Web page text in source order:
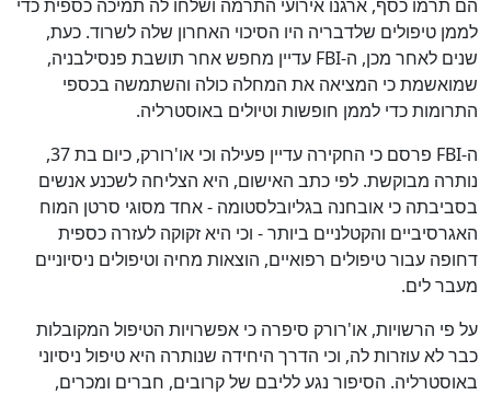
הם תרמו כסף, ארגנו אירועי התרמה ושלחו לה תמיכה כספית כדי
לממן טיפולים שלדבריה היו הסיכוי האחרון שלה לשרוד. כעת,
שנים לאחר מכן, ה-FBI עדיין מחפש אחר תושבת פנסילבניה,
שמואשמת כי המציאה את המחלה כולה והשתמשה בכספי
התרומות כדי לממן חופשות וטיולים באוסטרליה.
ה-FBI פרסם כי החקירה עדיין פעילה וכי או'רורק, כיום בת 37,
נותרה מבוקשת. לפי כתב האישום, היא הצליחה לשכנע אנשים
בסביבתה כי אובחנה בגליובלסטומה - אחד מסוגי סרטן המוח
האגרסיביים והקטלניים ביותר - וכי היא זקוקה לעזרה כספית
דחופה עבור טיפולים רפואיים, הוצאות מחיה וטיפולים ניסיוניים
מעבר לים.
על פי הרשויות, או'רורק סיפרה כי אפשרויות הטיפול המקובלות
כבר לא עוזרות לה, וכי הדרך היחידה שנותרה היא טיפול ניסיוני
באוסטרליה. הסיפור נגע לליבם של קרובים, חברים ומכרים,